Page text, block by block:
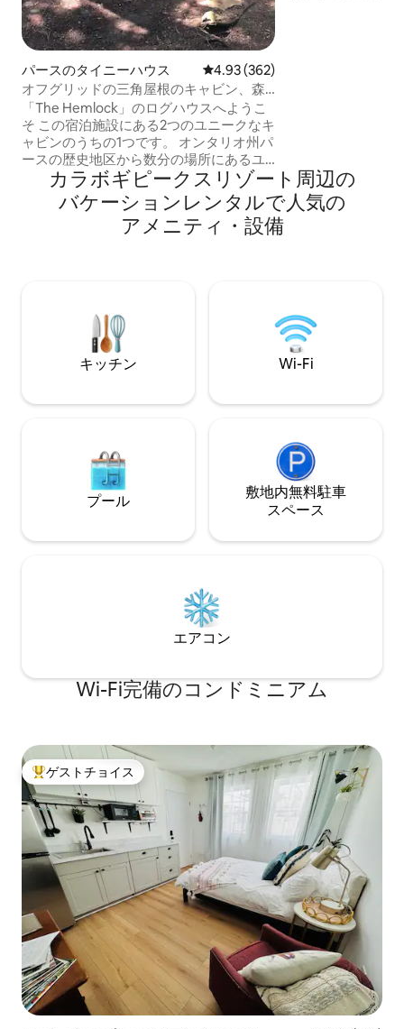
パースのタイニーハウス レビュー362件、5つ星中4.93つ
4.93 (362)
オフグリッドの三角屋根のキャビン、森
の中でくつろぎましょう！
「The Hemlock」のログハウスへようこ
そ この宿泊施設にある2つのユニークなキ
ャビンのうちの1つです。 オンタリオ州パ
ースの歴史地区から数分の場所にあるユ
ニークな宿泊施設。ヘムロックは160エー
カー以上のプライベートな自然林にあり
ます。カヤックやカヌーを楽しめる3つの
季節の湖へのアクセスをお楽しみくださ
でリラックスしてくつろぎましょう！ お
越しいただくのを楽しみにしておりま
る場合は、必要に応じてさらに宿泊させ
ょう。快適さ、自
合した空間が待っ
カラボギピークスリゾート⁠周⁠辺⁠の
バ⁠ケ⁠ー⁠シ⁠ョ⁠ン⁠レ⁠ン⁠タ⁠ル⁠で人⁠気⁠の
ア⁠メ⁠ニ⁠テ⁠ィ⁠・⁠設⁠備
キッチン Wi-Fi
プール
敷地内無料駐⁠車
ス⁠ペ⁠ー⁠ス
エアコン
Wi-Fi完備のコンドミニアム
大好評のゲストチョイスです。
ゲストチョイス